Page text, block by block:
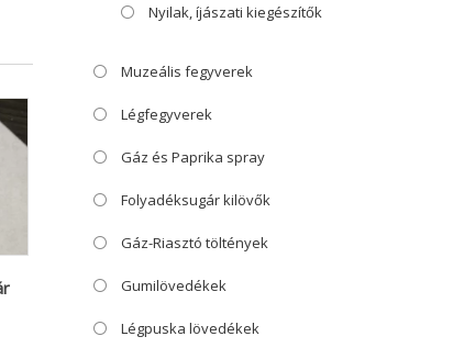
Nyilak, íjászati kiegészítők
Muzeális fegyverek
Légfegyverek
Gáz és Paprika spray
Folyadéksugár kilövők
Gáz-Riasztó töltények
Gumilövedékek
Légpuska lövedékek